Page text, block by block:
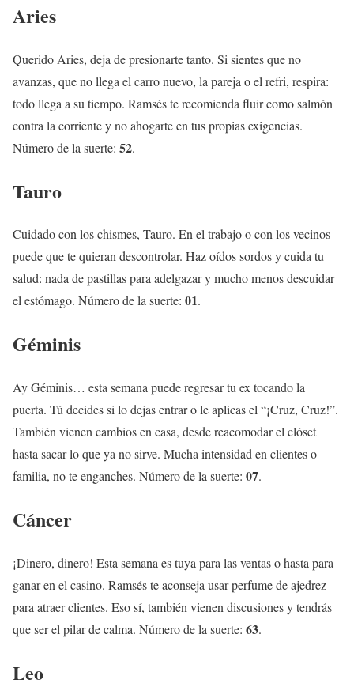
Aries
Querido Aries, deja de presionarte tanto. Si sientes que no
avanzas, que no llega el carro nuevo, la pareja o el refri, respira:
todo llega a su tiempo. Ramsés te recomienda fluir como salmón
contra la corriente y no ahogarte en tus propias exigencias.
Número de la suerte: 52.
Tauro
Cuidado con los chismes, Tauro. En el trabajo o con los vecinos
puede que te quieran descontrolar. Haz oídos sordos y cuida tu
salud: nada de pastillas para adelgazar y mucho menos descuidar
el estómago. Número de la suerte: 01.
Géminis
Ay Géminis… esta semana puede regresar tu ex tocando la
puerta. Tú decides si lo dejas entrar o le aplicas el “¡Cruz, Cruz!”.
También vienen cambios en casa, desde reacomodar el clóset
hasta sacar lo que ya no sirve. Mucha intensidad en clientes o
familia, no te enganches. Número de la suerte: 07.
Cáncer
¡Dinero, dinero! Esta semana es tuya para las ventas o hasta para
ganar en el casino. Ramsés te aconseja usar perfume de ajedrez
para atraer clientes. Eso sí, también vienen discusiones y tendrás
que ser el pilar de calma. Número de la suerte: 63.
Leo